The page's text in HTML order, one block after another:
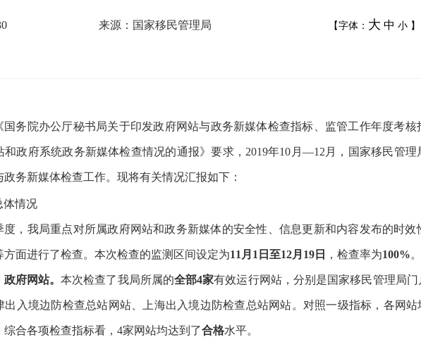
来源：国家移民管理局 【字体： 大 中 小 】
国务院办公厅秘书局关于印发政府网站与政务新媒体检查指标、监管工作年度考
和政府系统政务新媒体检查情况的通报》要求， 2019年10月—12月， 国家移民管理
政务新媒体检查工作。现将有关情况汇报如下：
体情况
度，我局重点对所属政府网站和政务新媒体的安全性、信息更新和内容发布的时
方面进行了检查。本次检查的监测区间设定为11月1日至12月19日 ，检查率为100%。
政府网站。本次检查了我局所属的全部4家有效运行网站，分别是国家移民管理局
出入境边防检查总站网站、上海出入境边防检查总站网站。对照一级指标，各网站
综合各项检查指标看，4家网站均达到了合格水平。